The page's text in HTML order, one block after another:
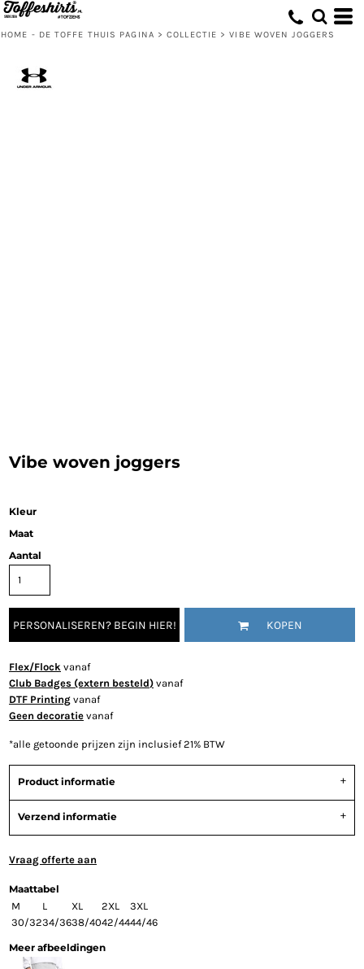
HOME - DE TOFFE THUIS PAGINA > COLLECTIE > VIBE WOVEN JOGGERS
Vibe woven joggers
Kleur
Maat
Aantal
PERSONALISEREN? BEGIN HIER! KOPEN
Flex/Flock vanaf
Club Badges (extern besteld) vanaf
DTF Printing vanaf
Geen decoratie vanaf
*alle getoonde prijzen zijn inclusief 21% BTW
Product informatie
Verzend informatie
Vraag offerte aan
Maattabel
M
L XL 2XL
3XL
30/3234/3638/4042/4444/46
Meer afbeeldingen